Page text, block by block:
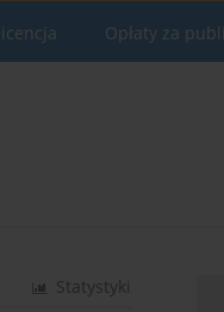
Opłaty za
Statystyki